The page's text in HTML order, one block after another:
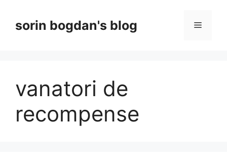
contentsorin bogdan's blog Menu
vanatori de
recompense